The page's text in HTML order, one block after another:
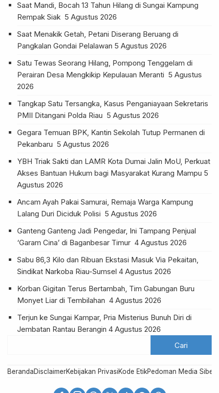
Saat Mandi, Bocah 13 Tahun Hilang di Sungai Kampung
Rempak Siak 5 Agustus 2026
Saat Menakik Getah, Petani Diserang Beruang di
Pangkalan Gondai Pelalawan 5 Agustus 2026
Satu Tewas Seorang Hilang, Pompong Tenggelam di
Perairan Desa Mengkikip Kepulauan Meranti 5 Agustus
2026
Tangkap Satu Tersangka, Kasus Penganiayaan Sekretaris
PMII Ditangani Polda Riau 5 Agustus 2026
Gegara Temuan BPK, Kantin Sekolah Tutup Permanen di
Pekanbaru 5 Agustus 2026
YBH Triak Sakti dan LAMR Kota Dumai Jalin MoU, Perkuat
Akses Bantuan Hukum bagi Masyarakat Kurang Mampu 5
Agustus 2026
Ancam Ayah Pakai Samurai, Remaja Warga Kampung
Lalang Duri Diciduk Polisi 5 Agustus 2026
Ganteng Ganteng Jadi Pengedar, Ini Tampang Penjual
‘Garam Cina’ di Baganbesar Timur 4 Agustus 2026
Sabu 86,3 Kilo dan Ribuan Ekstasi Masuk Via Pekaitan,
Sindikat Narkoba Riau-Sumsel 4 Agustus 2026
Korban Gigitan Terus Bertambah, Tim Gabungan Buru
Monyet Liar di Tembilahan 4 Agustus 2026
Terjun ke Sungai Kampar, Pria Misterius Bunuh Diri di
Jembatan Rantau Berangin 4 Agustus 2026
BerandaDisclaimerKebijakan PrivasiKode EtikPedoman Media Siber